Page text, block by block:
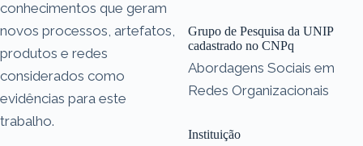
conhecimentos que geram
novos processos, artefatos,
produtos e redes
considerados como
evidências para este
trabalho.
Grupo de Pesquisa da UNIP
cadastrado no CNPq
Abordagens Sociais em
Redes Organizacionais
Instituição